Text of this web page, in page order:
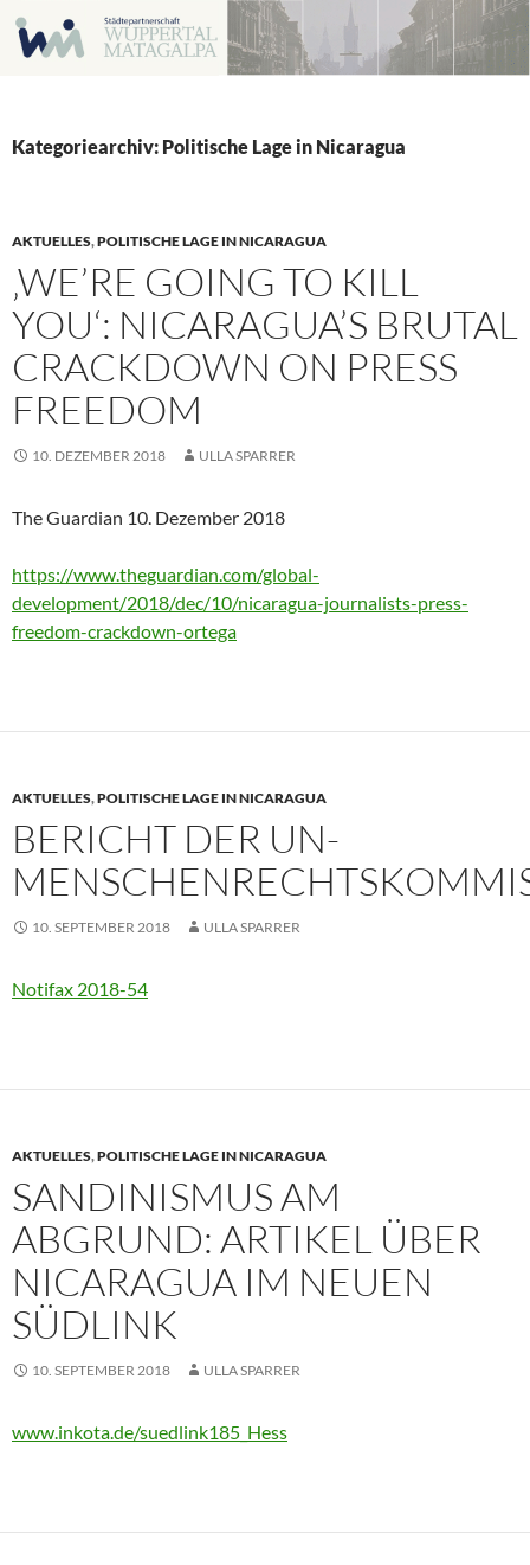
Zum
Inhalt
Kategoriearchiv: Politische Lage in Nicaragua
AKTUELLES,POLITISCHE LAGE IN NICARAGUA
‚WE’RE GOING TO KILL
YOU‘: NICARAGUA’S BRUTAL
CRACKDOWN ON PRESS
FREEDOM
10. DEZEMBER 2018 ULLA SPARRER
The Guardian 10. Dezember 2018
https://www.theguardian.com/global-
development/2018/dec/10/nicaragua-journalists-press-
freedom-crackdown-ortega
AKTUELLES,POLITISCHE LAGE IN NICARAGUA
BERICHT DER UN-
10. SEPTEMBER 2018 ULLA SPARRER
Notifax 2018-54
AKTUELLES,POLITISCHE LAGE IN NICARAGUA
SANDINISMUS AM
ABGRUND: ARTIKEL ÜBER
NICARAGUA IM NEUEN
SÜDLINK
10. SEPTEMBER 2018 ULLA SPARRER
www.inkota.de/suedlink185_Hess